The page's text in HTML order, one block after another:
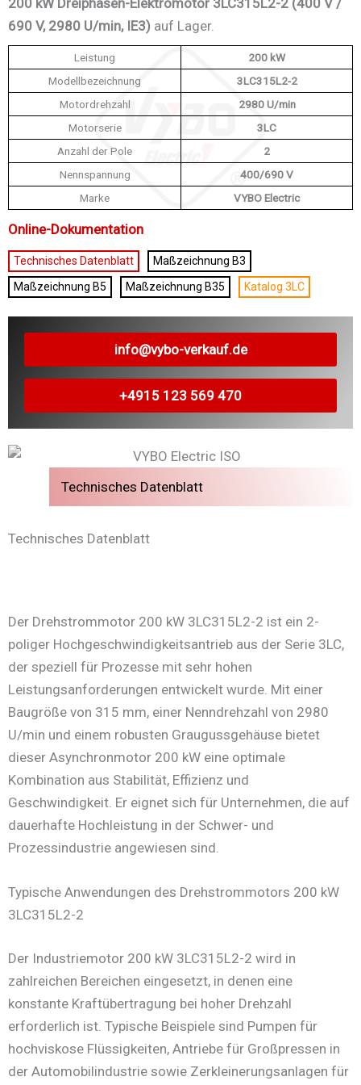
200 kW Dreiphasen-Elektromotor 3LC315L2-2 (400 V /
690 V, 2980 U/min, IE3) auf Lager.
Leistung
200 kW
Modellbezeichnung
3LC315L2-2
Motordrehzahl
2980 U/min
Motorserie
3LC
Anzahl der Pole
2
Nennspannung
400/690 V
Marke
VYBO Electric
Online-Dokumentation
Technisches Datenblatt
Maßzeichnung B3
Maßzeichnung B5
Maßzeichnung B35 Katalog 3LC
info@vybo-verkauf.de
+4915 123 569 470
Technisches Datenblatt
Technisches Datenblatt
Der Drehstrommotor 200 kW 3LC315L2-2 ist ein 2-
poliger Hochgeschwindigkeitsantrieb aus der Serie 3LC,
der speziell für Prozesse mit sehr hohen
Leistungsanforderungen entwickelt wurde. Mit einer
Baugröße von 315 mm, einer Nenndrehzahl von 2980
U/min und einem robusten Graugussgehäuse bietet
dieser Asynchronmotor 200 kW eine optimale
Kombination aus Stabilität, Effizienz und
Geschwindigkeit. Er eignet sich für Unternehmen, die auf
dauerhafte Hochleistung in der Schwer- und
Prozessindustrie angewiesen sind.
Typische Anwendungen des Drehstrommotors 200 kW
3LC315L2-2
Der Industriemotor 200 kW 3LC315L2-2 wird in
zahlreichen Bereichen eingesetzt, in denen eine
konstante Kraftübertragung bei hoher Drehzahl
erforderlich ist. Typische Beispiele sind Pumpen für
hochviskose Flüssigkeiten, Antriebe für Großpressen in
der Automobilindustrie sowie Zerkleinerungsanlagen für